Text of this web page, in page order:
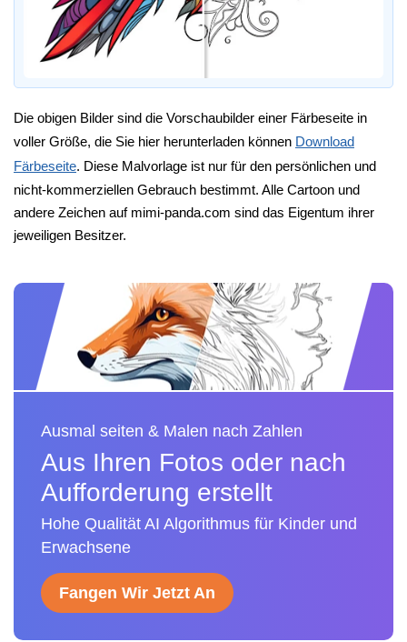
Die obigen Bilder sind die Vorschaubilder einer Färbeseite in
voller Größe, die Sie hier herunterladen können Download
Färbeseite. Diese Malvorlage ist nur für den persönlichen und
nicht-kommerziellen Gebrauch bestimmt. Alle Cartoon und
andere Zeichen auf mimi-panda.com sind das Eigentum ihrer
jeweiligen Besitzer.
Ausmal seiten & Malen nach Zahlen
Aus Ihren Fotos oder nach
Aufforderung erstellt
Hohe Qualität AI Algorithmus für Kinder und
Erwachsene
Fangen Wir Jetzt An